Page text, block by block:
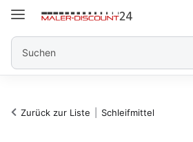
Zurück zur Liste Schleifmittel